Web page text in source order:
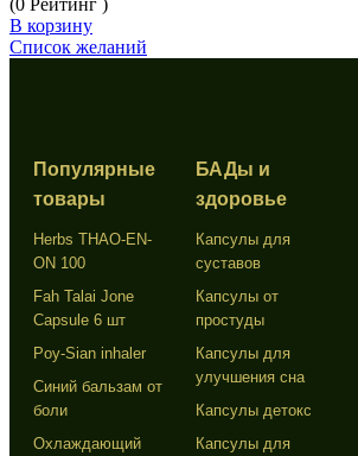
В корзину
Список желаний
Популярные
товары
Herbs THAO-EN-
ON 100
Fah Talai Jone
Capsule 6 шт
Poy-Sian inhaler
Синий бальзам от
боли
Охлаждающий
БАДы и
здоровье
Капсулы для
суставов
Капсулы от
простуды
Капсулы для
улучшения сна
Капсулы детокс
Капсулы для